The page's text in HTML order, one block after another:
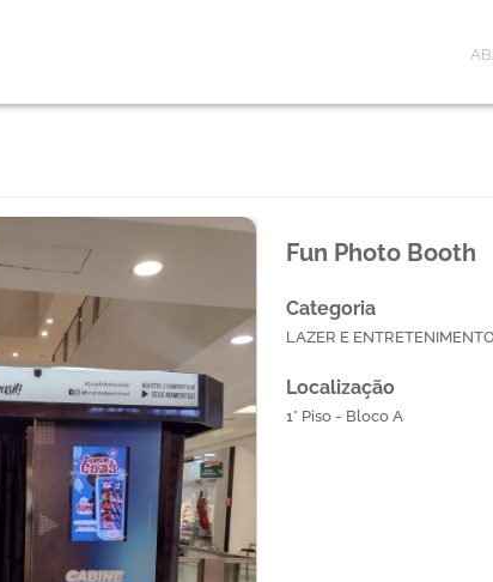
Fun Photo Booth
Categoria
LAZER E
Localização
1° Piso - Bloco A